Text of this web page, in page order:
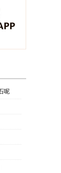
呢